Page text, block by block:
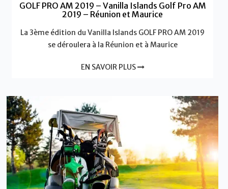
GOLF PRO AM 2019 – Vanilla Islands Golf Pro AM
2019 – Réunion et Maurice
La 3ème édition du Vanilla Islands GOLF PRO AM 2019
se déroulera à la Réunion et à Maurice
EN SAVOIR PLUS